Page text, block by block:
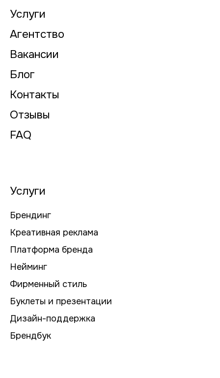
Услуги
Агентство
Вакансии
Блог
Контакты
Отзывы
FAQ
Услуги
Брендинг
Креативная реклама
Платформа бренда
Нейминг
Фирменный стиль
Буклеты и презентации
Дизайн-поддержка
Брендбук